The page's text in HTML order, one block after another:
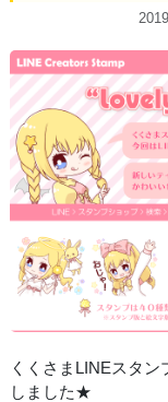
くくさまLINEスタ
しました★